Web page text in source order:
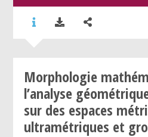
Morphologie
l’analyse
sur des espaces
ultramétriques et